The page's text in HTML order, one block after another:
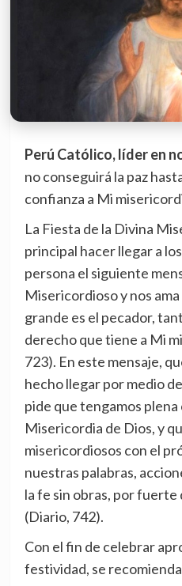
Perú Católico, líder en
no conseguirá la paz
confianza a Mi
La Fiesta de la Divina
principal hacer llegar a
persona el siguiente
Misericordioso y nos
grande es el pecador,
derecho que tiene a Mi
723). En este mensaje,
hecho llegar por medio
pide que tengamos plena
Misericordia de Dios, y
misericordiosos con el
nuestras palabras,
la fe sin obras, por fuerte
(Diario, 742).
Con el fin de celebrar
festividad, se